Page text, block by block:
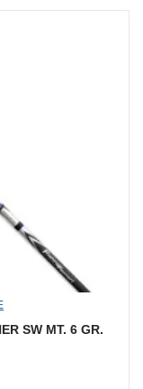
SW MT. 6 GR.